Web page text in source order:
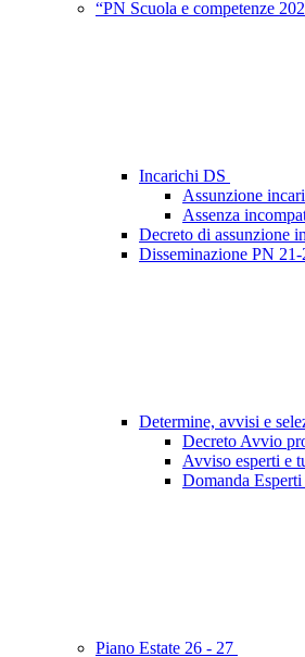
“PN Scuola e competenze
Incarichi DS
Assunzione
Assenza
Decreto di assunzione
Disseminazione PN
Determine, avvisi e
Decreto Avvio
Avviso esperti e
Domanda
Piano Estate 26 - 27